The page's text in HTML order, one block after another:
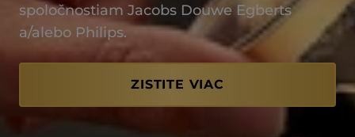
spoločnostiam Jacobs Douwe Egberts
a/alebo Philips.
ZISTITE VIAC